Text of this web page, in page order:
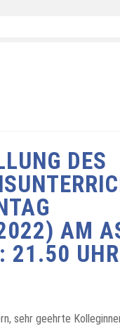
DES
AM
21.50
sehr geehrte